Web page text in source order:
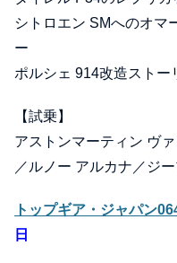
シトロエン SMへのオマ
ー
ポルシェ 914改造ストー
【試乗】
アストンマーティン ヴ
／ルノー アルカナ／ジ
トップギア・ジャパン
日